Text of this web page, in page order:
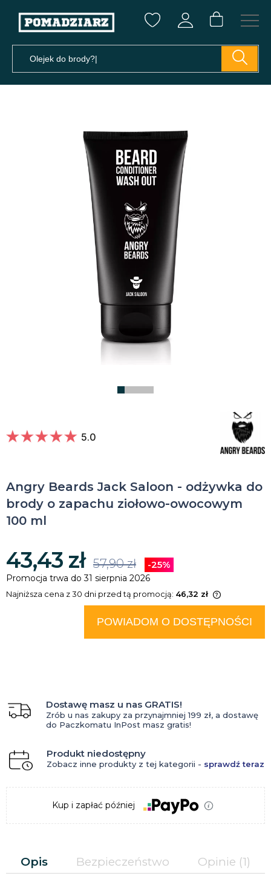
Angry Beards Jack Saloon - odżywka do
brody o zapachu ziołowo-owocowym
100 ml
5.0
43,43 zł 57,90 zł -25%
Promocja trwa do 31 sierpnia 2026
Najniższa cena z 30 dni przed tą promocją: 46,32 zł
Jeżeli produkt jest sprzedawany
krócej niż 30 dni, wyświetlana jest
produkt pojawił się w sprzedaży.
POWIADOM O DOSTĘPNOŚCI
Dostawę masz u nas GRATIS!
Zrób u nas zakupy za przynajmniej 199 zł, a dostawę
do Paczkomatu InPost masz gratis!
Produkt niedostępny
Zobacz inne produkty z tej kategorii - sprawdź teraz
Kup i zapłać później
Opis Bezpieczeństwo Opinie (1)